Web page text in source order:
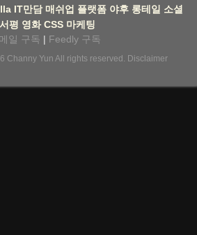
IT만담 매쉬업 플랫폼 야후 롱테일 소셜
서평 영화 CSS 마케팅
일 구독 | Feedly 구독
Channy Yun All rights reserved. Disclaimer